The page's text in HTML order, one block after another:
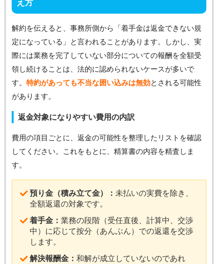
え方
解約を伝えると、事務所側から「着手金は返金できない規
定になっている」と言われることがあります。しかし、実
際には業務を完了していない部分についての報酬を全額受
領し続けることは、法的に認められないケースが多いで
す。 特約があっても不当な囲い込みは無効とされる可能性
があります。
返金対象になりやすい費用の内訳
費用の項目ごとに、返金の可能性を整理したリストを確認
してください。これをもとに、精算書の内容を精査しま
す。
預り金（積み立て金）： 未払いの実費を除き、
全額返還の対象です。
着手金： 業務の段階（受任直後、計算中、交渉
中）に応じて按分（あんぶん）での返還を交渉
します。
解決報酬金： 和解が成立していないのであれ